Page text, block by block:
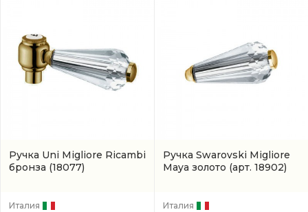
Ручка Uni Migliore Ricambi
бронза (18077)
Италия
Ручка Swarovski Migliore
Maya золото (арт. 18902)
Италия